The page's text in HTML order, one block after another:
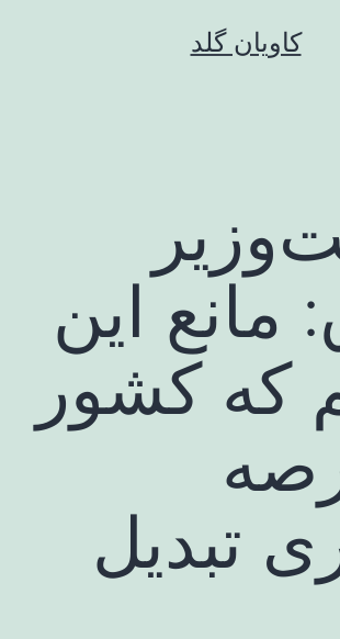
کاویان گلد
مانع این
که کشور
تبدیل